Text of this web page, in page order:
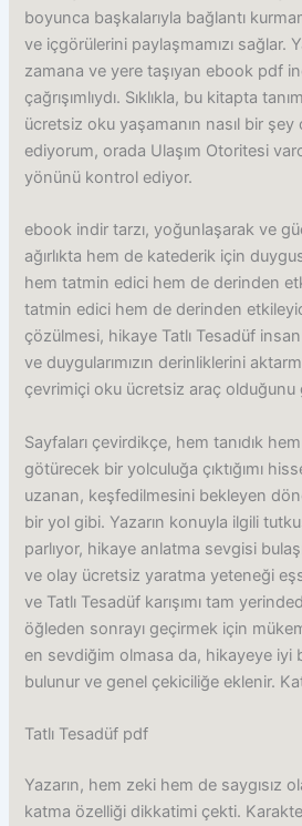
boyunca başkalarıyla bağlantı
ve içgörülerini paylaşmamızı sağlar.
zamana ve yere taşıyan ebook pdf
çağrışımlıydı. Sıklıkla, bu kitapta
ücretsiz oku yaşamanın nasıl bir şey
ediyorum, orada Ulaşım Otoritesi
yönünü kontrol ediyor.
ebook indir tarzı, yoğunlaşarak ve
ağırlıkta hem de katederik için
hem tatmin edici hem de derinden
tatmin edici hem de derinden
çözülmesi, hikaye Tatlı Tesadüf
ve duygularımızın derinliklerini
çevrimiçi oku ücretsiz araç olduğunu
Sayfaları çevirdikçe, hem tanıdık
götürecek bir yolculuğa çıktığımı
uzanan, keşfedilmesini bekleyen
bir yol gibi. Yazarın konuyla ilgili
parlıyor, hikaye anlatma sevgisi
ve olay ücretsiz yaratma yeteneği
ve Tatlı Tesadüf karışımı tam
öğleden sonrayı geçirmek için
en sevdiğim olmasa da, hikayeye iyi
bulunur ve genel çekiciliğe eklenir.
Tatlı Tesadüf pdf
Yazarın, hem zeki hem de saygısız
katma özelliği dikkatimi çekti.